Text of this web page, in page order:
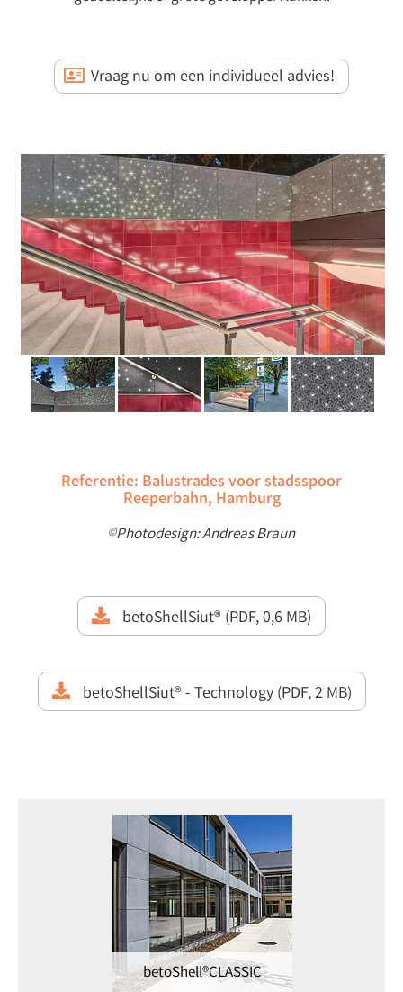
Vraag nu om een individueel advies!
Referentie: Balustrades voor stadsspoor
Reeperbahn, Hamburg
©Photodesign: Andreas Braun
betoShellSiut® (PDF, 0,6 MB)
betoShellSiut® - Technology (PDF, 2 MB)
betoShell®CLASSIC